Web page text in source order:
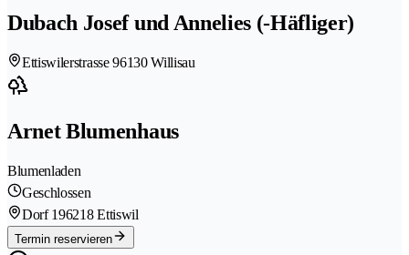
Dubach Josef und Annelies (-Häfliger)
Ettiswilerstrasse 96130 Willisau
Arnet Blumenhaus
Blumenladen
Geschlossen
Dorf 196218 Ettiswil
Termin reservieren